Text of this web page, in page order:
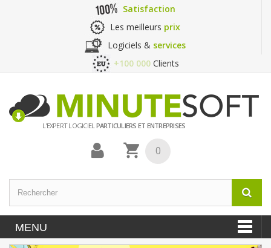
Satisfaction
Les meilleurs prix
Logiciels & services
+100 000 Clients
L'EXPERT LOGICIELPARTICULIERS ET ENTREPRISES
0
MENU